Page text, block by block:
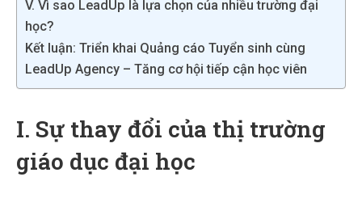
V. Vì sao LeadUp là lựa chọn của nhiều trường đại
học?
Kết luận: Triển khai Quảng cáo Tuyển sinh cùng
LeadUp Agency – Tăng cơ hội tiếp cận học viên
I. Sự thay đổi của thị trường
giáo dục đại học